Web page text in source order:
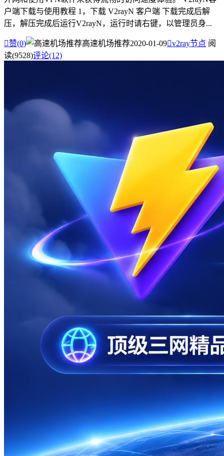
户端下载与使用教程 1，下载 V2rayN 客户端 下载完成后解
压，解压完成后运行V2rayN，运行时请右键，以管理员身...
赞(0) 高速机场推荐2020-01-09v2ray节点 阅
读(9528)评论(12)